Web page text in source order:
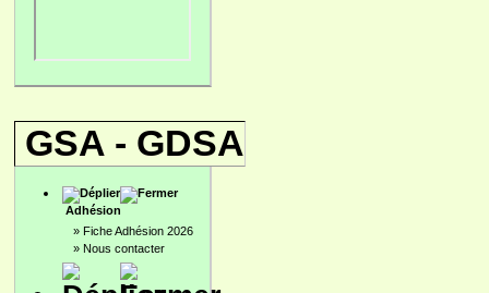
GSA - GDSA
Adhésion
» Fiche Adhésion 2026
» Nous contacter